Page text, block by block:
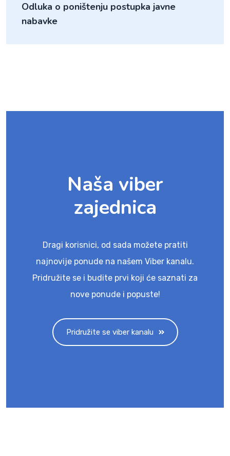
Odluka o poništenju postupka javne
nabavke
Naša viber
zajednica
Dragi korisnici, od sada možete pratiti
najnovije ponude na našem Viber kanalu.
Pridružite se i budite prvi koji će saznati za
nove ponude i popuste!
Pridružite se viber kanalu